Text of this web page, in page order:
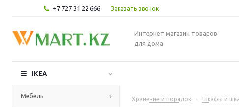
+7 727 31 22 666 Заказать звонок
Интернет магазин товаров
для дома
IKEA
Мебель Хранение и порядок - Шкафы и